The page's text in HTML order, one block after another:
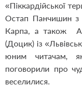
«Піккардійської
Остап Панчишин з
Карпа, а також
(Доцик) із
юним читачам,
поговорили про
веселилися.